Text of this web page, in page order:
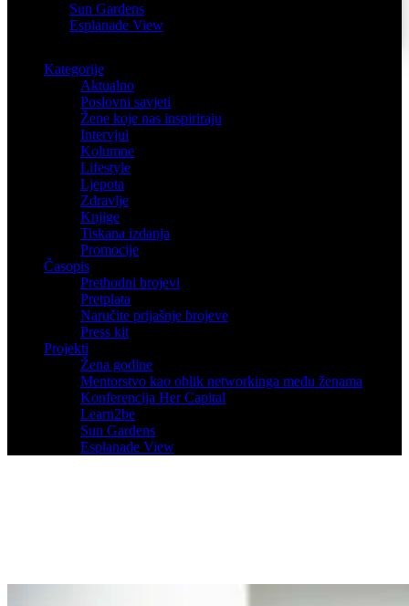
Sun Gardens
Esplanade View
Kategorije
Aktualno
Poslovni savjeti
Žene koje nas inspiriraju
Intervjui
Kolumne
Lifestyle
Ljepota
Zdravlje
Knjige
Tiskana izdanja
Promocije
Časopis
Prethodni brojevi
Pretplata
Naručite prijašnje brojeve
Press kit
Projekti
Žena godine
Mentorstvo kao oblik networkinga među ženama
Konferencija Her Capital
Learn2be
Sun Gardens
Esplanade View